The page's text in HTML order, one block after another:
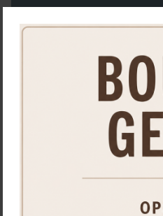
Misschien ook interessant...